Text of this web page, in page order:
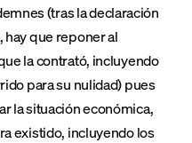
(tras la declaración
hay que reponer al
la contrató, incluyendo
para su nulidad) pues
la situación económica,
existido, incluyendo los